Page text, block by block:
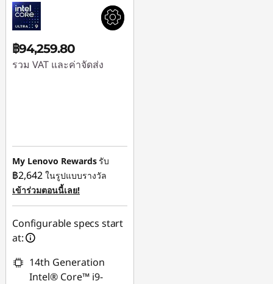
฿94,259.80
รวม VAT และค่าจัดส่ง
My Lenovo Rewardsรับ
฿2,642 ในรูปแบบรางวัล
เข้าร่วมตอนนี้เลย!
Configurable specs start
at:
14th Generation
Intel® Core™ i9-